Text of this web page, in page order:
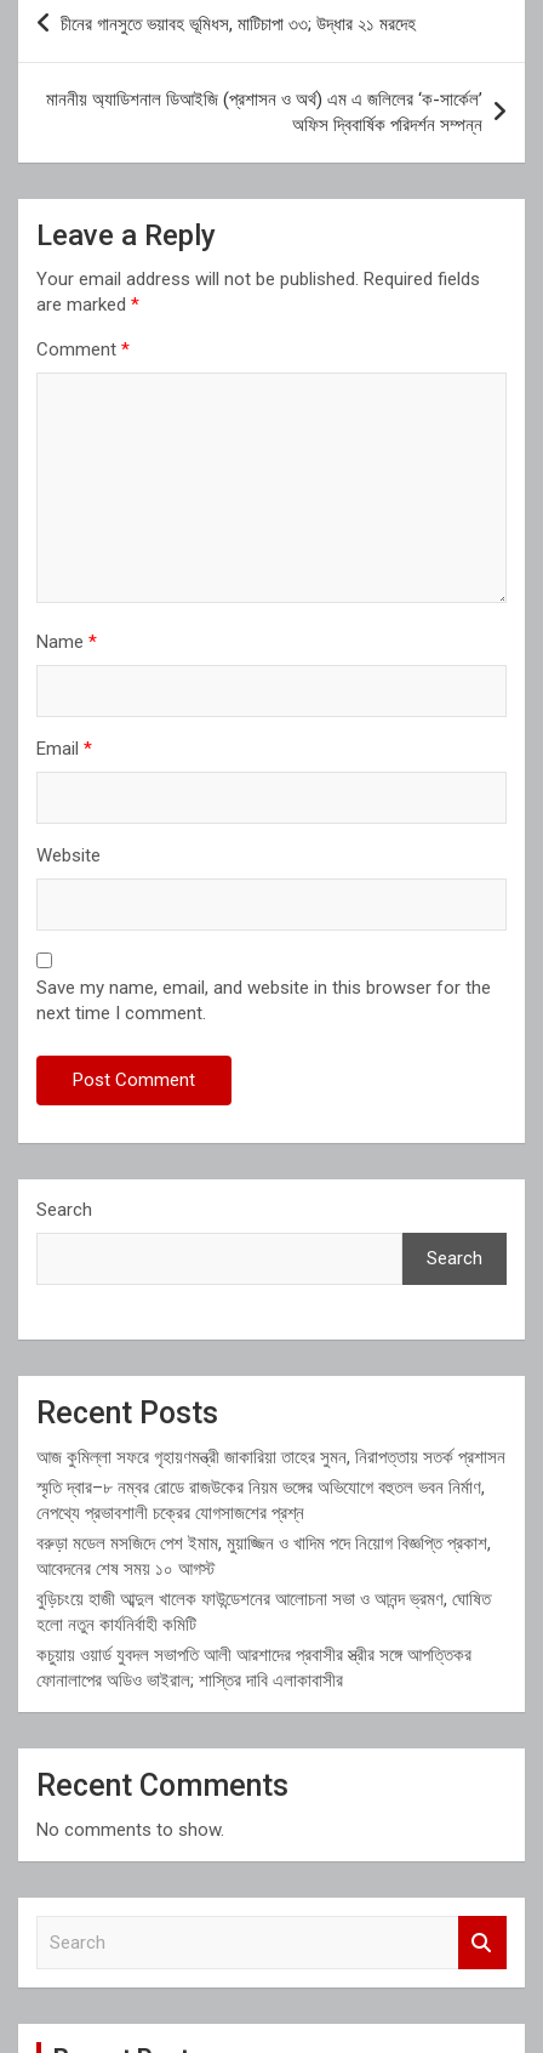
navigation
চীনের গানসুতে ভয়াবহ ভূমিধস, মাটিচাপা ৩৩; উদ্ধার ২১ মরদেহ
মাননীয় অ্যাডিশনাল ডিআইজি (প্রশাসন ও অর্থ) এম এ জলিলের ‘ক-সার্কেল’
অফিস দ্বিবার্ষিক পরিদর্শন সম্পন্ন
Leave a Reply
Your email address will not be published. Required fields
are marked *
Comment *
Name *
Email *
Website
Save my name, email, and website in this browser for the
next time I comment.
Search
Search
Recent Posts
আজ কুমিল্লা সফরে গৃহায়ণমন্ত্রী জাকারিয়া তাহের সুমন, নিরাপত্তায় সতর্ক প্রশাসন
স্মৃতি দ্বার–৮ নম্বর রোডে রাজউকের নিয়ম ভঙ্গের অভিযোগে বহুতল ভবন নির্মাণ,
নেপথ্যে প্রভাবশালী চক্রের যোগসাজশের প্রশ্ন
বরুড়া মডেল মসজিদে পেশ ইমাম, মুয়াজ্জিন ও খাদিম পদে নিয়োগ বিজ্ঞপ্তি প্রকাশ,
আবেদনের শেষ সময় ১০ আগস্ট
বুড়িচংয়ে হাজী আব্দুল খালেক ফাউন্ডেশনের আলোচনা সভা ও আনন্দ ভ্রমণ, ঘোষিত
হলো নতুন কার্যনির্বাহী কমিটি
কচুয়ায় ওয়ার্ড যুবদল সভাপতি আলী আরশাদের প্রবাসীর স্ত্রীর সঙ্গে আপত্তিকর
ফোনালাপের অডিও ভাইরাল; শাস্তির দাবি এলাকাবাসীর
Recent Comments
No comments to show.
c